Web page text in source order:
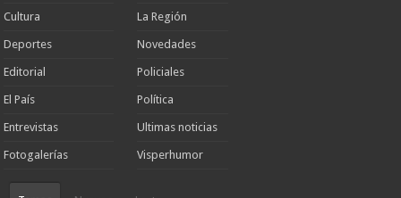
Cultura
Deportes
Editorial
El País
Entrevistas
Fotogalerías
La Región
Novedades
Policiales
Política
Ultimas noticias
Visperhumor